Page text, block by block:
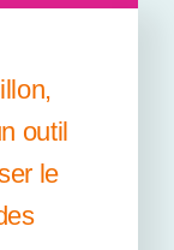
outil
le